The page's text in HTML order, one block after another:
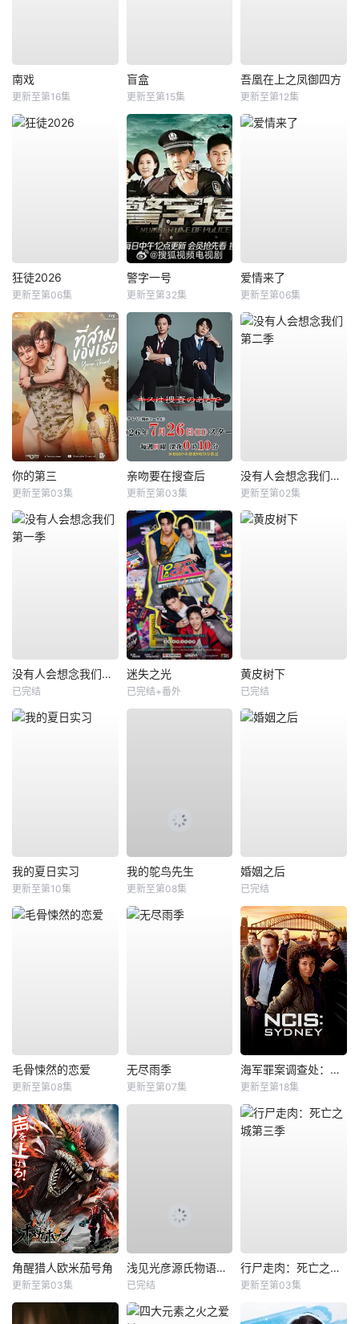
南戏
更新至第16集
盲盒
更新至第15集
吾凰在上之凤御四方
更新至第12集
狂徒2026
更新至第06集
警字一号
更新至第32集
爱情来了
更新至第06集
你的第三
更新至第03集
亲吻要在搜查后
更新至第03集
没有人会想念我们第二季
更新至第02集
没有人会想念我们第一季
已完结
迷失之光
已完结+番外
黄皮树下
已完结
我的夏日实习
更新至第10集
我的鸵鸟先生
更新至第08集
婚姻之后
已完结
毛骨悚然的恋爱
更新至第08集
无尽雨季
更新至第07集
海军罪案调查处：悉尼第三季
更新至第18集
角醒猎人欧米茄号角
更新至第03集
浅见光彦源氏物语杀人事件
已完结
行尸走肉：死亡之城第三季
更新至第03集